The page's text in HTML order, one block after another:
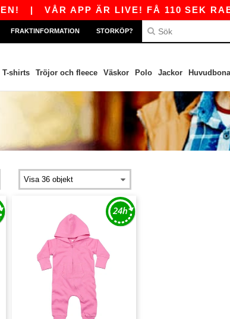
| VÅR APP ÄR LIVE! FÅ 110 SEK
FRAKTINFORMATION STORKÖP?
T-shirts Tröjor och fleece Väskor Polo Jackor